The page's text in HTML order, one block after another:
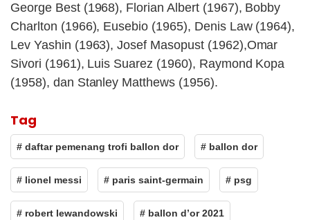
George Best (1968), Florian Albert (1967), Bobby
Charlton (1966), Eusebio (1965), Denis Law (1964),
Lev Yashin (1963), Josef Masopust (1962),Omar
Sivori (1961), Luis Suarez (1960), Raymond Kopa
(1958), dan Stanley Matthews (1956).
Tag
# daftar pemenang trofi ballon dor # ballon dor
# lionel messi # paris saint-germain # psg
# robert lewandowski # ballon d’or 2021